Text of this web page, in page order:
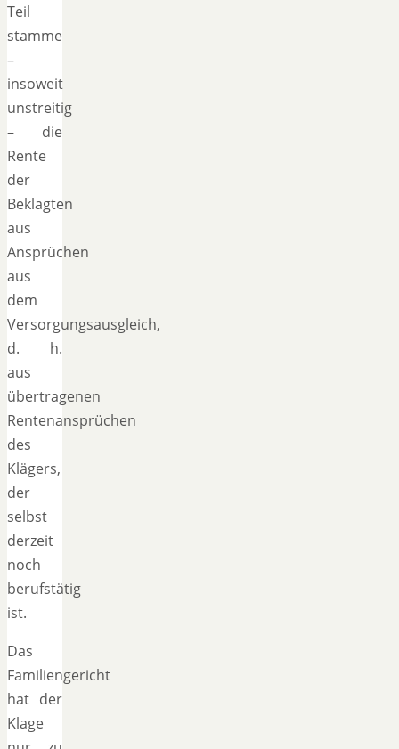
Teil
stamme
–
insoweit
unstreitig
– die
Rente
der
Beklagten
aus
Ansprüchen
aus
dem
Versorgungsausgleich,
d. h.
aus
übertragenen
Rentenansprüchen
des
Klägers,
der
selbst
derzeit
noch
berufstätig
ist.
Das
Familiengericht
hat der
Klage